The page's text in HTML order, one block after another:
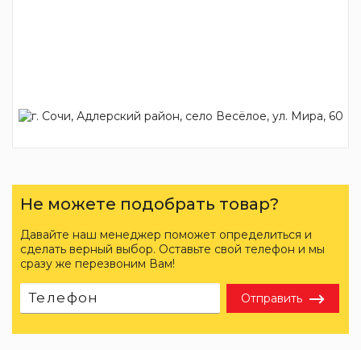
Не можете подобрать товар?
Давайте наш менеджер поможет определиться и
сделать верный выбор. Оставьте свой телефон и мы
сразу же перезвоним Вам!
Отправить